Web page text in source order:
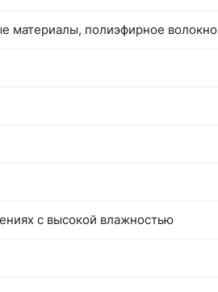
материалы, полиэфирное волокно
с высокой влажностью